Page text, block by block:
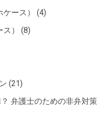
ース）
(4)
）
(8)
(21)
弁護士のための非弁対策